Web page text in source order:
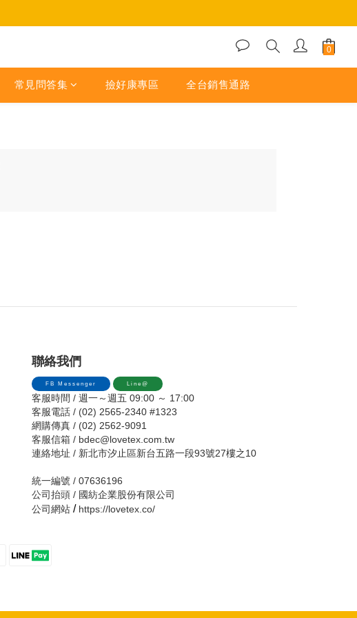
常見問答集 撿好康專區 全台銷售通路
聯絡我們
FB Messenger Line@
客服時間 / 週一～週五 09:00 ～ 17:00
客服電話 / (02) 2565-2340 #1323
網購傳真 / (02) 2562-9091
客服信箱 / bdec@lovetex.com.tw
連絡地址 / 新北市汐止區新台五路一段93號27樓之10
統一編號 / 07636196
公司抬頭 / 國紡企業股份有限公司
公司網站 / https://lovetex.co/